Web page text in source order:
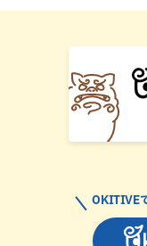
OKITIVE